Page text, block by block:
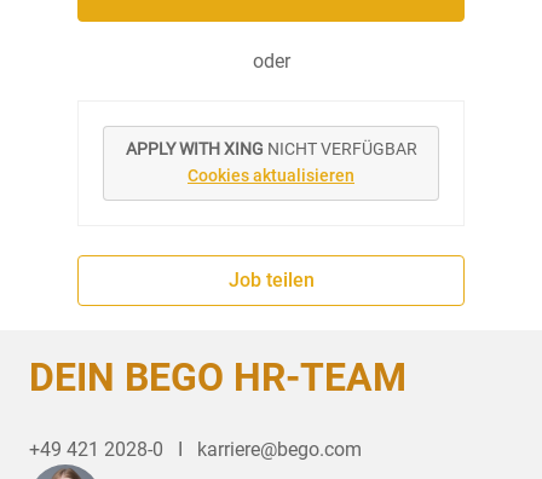
oder
APPLY WITH XING NICHT VERFÜGBAR
Cookies aktualisieren
Job teilen
DEIN BEGO HR-TEAM
+49 421 2028-0   I   karriere@bego.com